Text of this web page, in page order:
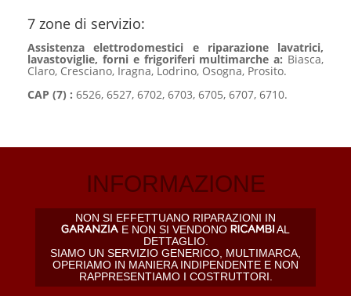
7 zone di servizio:
Assistenza elettrodomestici e riparazione lavatrici,
lavastoviglie, forni e frigoriferi multimarche a: Biasca,
Claro, Cresciano, Iragna, Lodrino, Osogna, Prosito.
CAP (7) : 6526, 6527, 6702, 6703, 6705, 6707, 6710.
INFORMAZIONE
NON SI EFFETTUANO RIPARAZIONI IN
E NON SI VENDONO
AL
DETTAGLIO.
SIAMO UN SERVIZIO GENERICO, MULTIMARCA,
OPERIAMO IN MANIERA INDIPENDENTE E NON
RAPPRESENTIAMO I COSTRUTTORI.